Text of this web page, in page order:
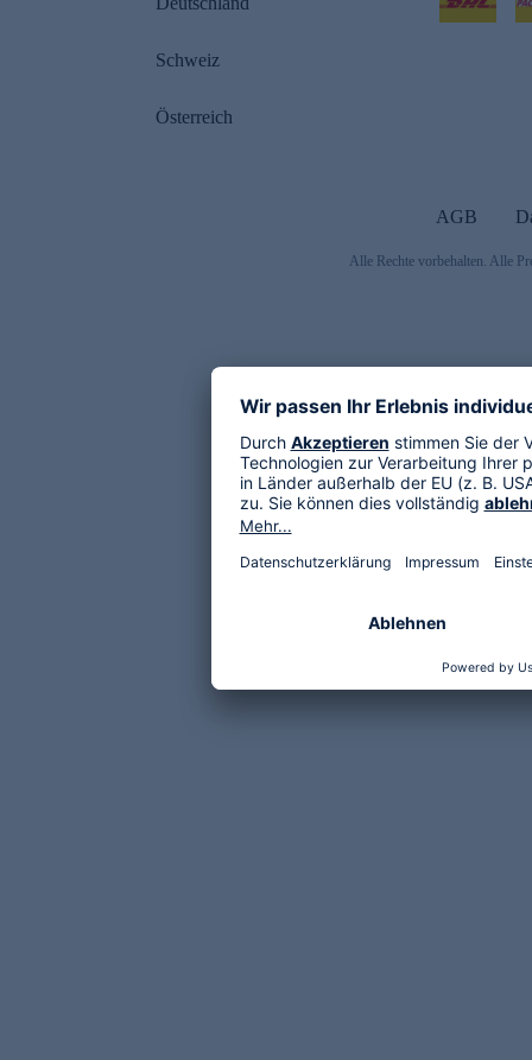
Schweiz
Österreich
AGB
Alle Rechte vorbehalten. Alle